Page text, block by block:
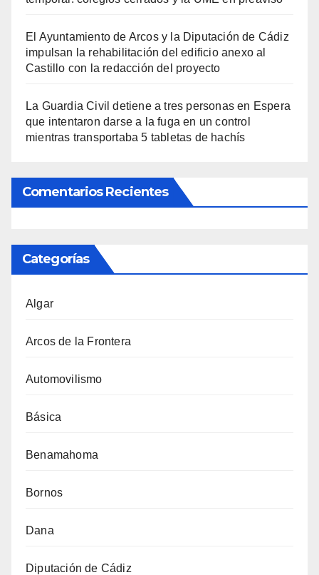
El Ayuntamiento de Arcos y la Diputación de Cádiz
impulsan la rehabilitación del edificio anexo al
Castillo con la redacción del proyecto
La Guardia Civil detiene a tres personas en Espera
que intentaron darse a la fuga en un control
mientras transportaba 5 tabletas de hachís
Comentarios Recientes
Categorías
Algar
Arcos de la Frontera
Automovilismo
Básica
Benamahoma
Bornos
Dana
Diputación de Cádiz